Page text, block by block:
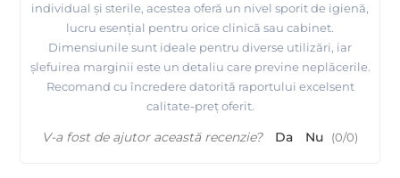
individual și sterile, acestea oferă un nivel sporit de igienă,
lucru esențial pentru orice clinică sau cabinet.
Dimensiunile sunt ideale pentru diverse utilizări, iar
șlefuirea marginii este un detaliu care previne neplăcerile.
Recomand cu încredere datorită raportului excelsent
calitate-preț oferit.
V-a fost de ajutor această recenzie? Da Nu (0/0)